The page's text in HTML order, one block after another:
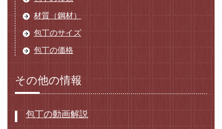
材質（鋼材）
包丁のサイズ
包丁の価格
その他の情報
包丁の動画解説